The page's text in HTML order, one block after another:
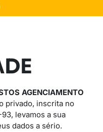
AGENCIAMENTO
privado, inscrita no
levamos a sua
dados a sério.